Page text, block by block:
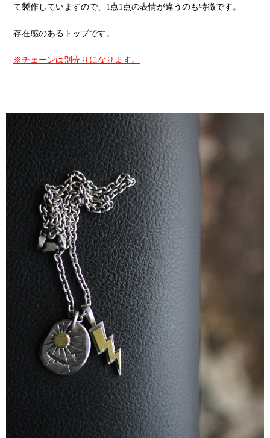
て製作していますので、1点1点の表情が違うのも特徴です。
存在感のあるトップです。
※チェーンは別売りになります。